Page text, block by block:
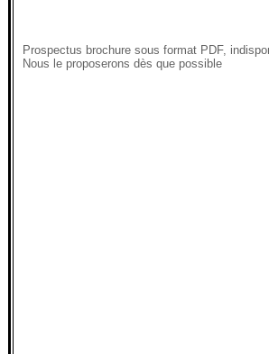
Prospectus brochure sous format PDF,
Nous le proposerons dès que possible